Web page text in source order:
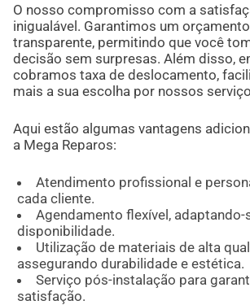
O nosso compromisso com a
inigualável. Garantimos um
transparente, permitindo que você
decisão sem surpresas. Além disso,
cobramos taxa de deslocamento,
mais a sua escolha por nossos
Aqui estão algumas vantagens
a Mega Reparos:
Atendimento profissional e
cada cliente.
Agendamento flexível, adaptando-
disponibilidade.
Utilização de materiais de alta
assegurando durabilidade e estética.
Serviço pós-instalação para
satisfação.